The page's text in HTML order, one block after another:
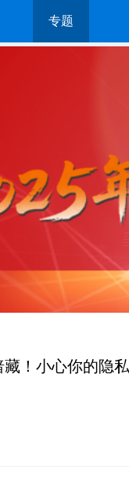
专题
藏！小心你的隐